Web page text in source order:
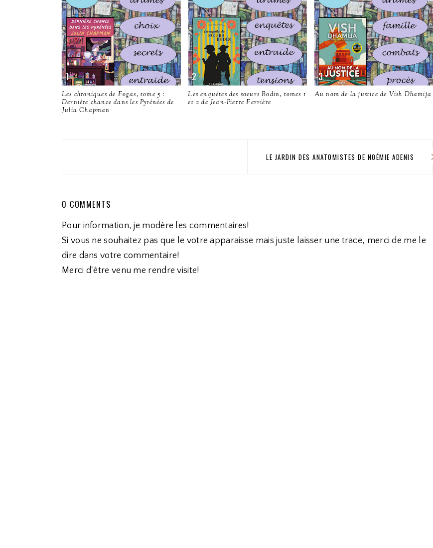
Les chroniques de Fogas, tome 5 :
Dernière chance dans les Pyrénées de
Julia Chapman
Les enquêtes des soeurs Bodin, tomes 1
et 2 de Jean-Pierre Ferrière
Au nom de la justice de Vish Dhamija
LE JARDIN DES ANATOMISTES DE NOÉMIE ADENIS
0 COMMENTS
Pour information, je modère les commentaires!
Si vous ne souhaitez pas que le votre apparaisse mais juste laisser une trace, merci de me le
dire dans votre commentaire!
Merci d'être venu me rendre visite!